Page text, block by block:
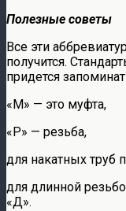
Полезные советы
Все эти
получится.
придется
«М» — это муфта,
«Р» — резьба,
для накатных труб
для длинной
«Д».